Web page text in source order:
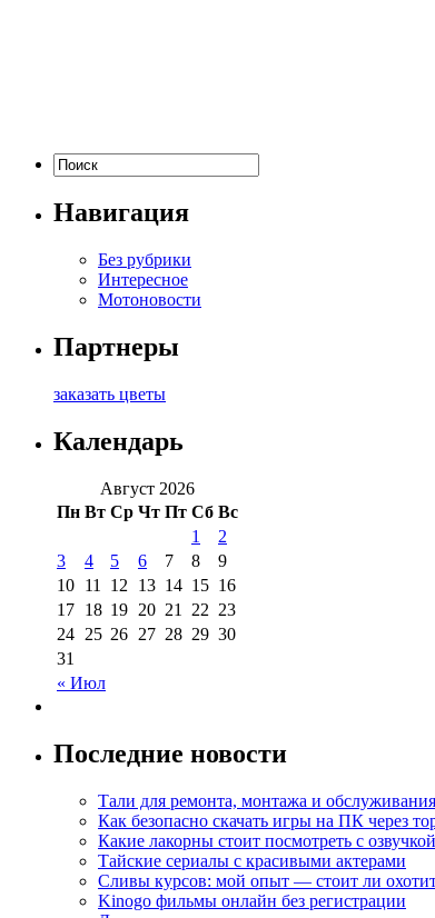
Навигация
Без рубрики
Интересное
Мотоновости
Партнеры
заказать цветы
Календарь
Август 2026
Пн Вт Ср Чт Пт Сб Вс
« Июл
1
2
3
4 5 6 7 8
9
10 11 12 13 14 15 16
17 18 19 20 21 22 23
24 25 26 27 28 29 30
31
Последние новости
Тали для ремонта, монтажа и
Как безопасно скачать игры на ПК через
Какие лакорны стоит посмотреть с озвучкой
Тайские сериалы с красивыми актерами
Сливы курсов: мой опыт — стоит ли
Kinogo фильмы онлайн без регистрации